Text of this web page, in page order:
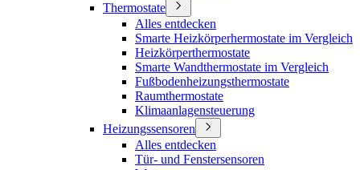
Thermostate
Alles entdecken
Smarte Heizkörperhermostate im Vergleich
Heizkörperthermostate
Smarte Wandthermostate im Vergleich
Fußbodenheizungsthermostate
Raumthermostate
Klimaanlagensteuerung
Heizungssensoren
Alles entdecken
Tür- und Fenstersensoren